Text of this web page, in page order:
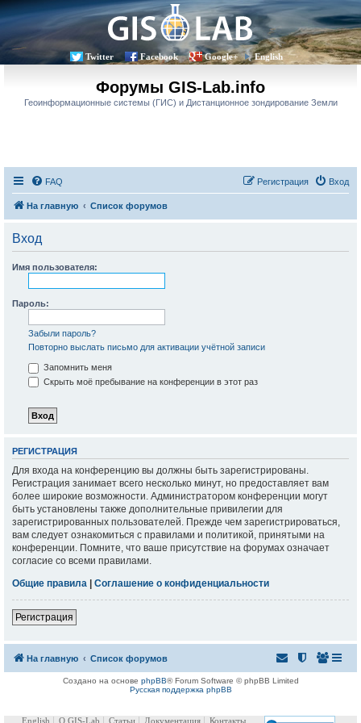
Twitter Facebook Google+ English
Форумы GIS-Lab.info
Геоинформационные системы (ГИС) и Дистанционное зондирование Земли
FAQ Вход
Регистрация
На главную Список форумов
Вход
Имя пользователя:
Пароль:
Забыли пароль?
Повторно выслать письмо для активации учётной записи
Запомнить меня
Скрыть моё пребывание на конференции в этот раз
РЕГИСТРАЦИЯ
Для входа на конференцию вы должны быть зарегистрированы.
Регистрация занимает всего несколько минут, но предоставляет вам
более широкие возможности. Администратором конференции могут
быть установлены также дополнительные привилегии для
зарегистрированных пользователей. Прежде чем зарегистрироваться,
вам следует ознакомиться с правилами и политикой, принятыми на
конференции. Помните, что ваше присутствие на форумах означает
согласие со всеми правилами.
Общие правила | Соглашение о конфиденциальности
Регистрация
На главную Список форумов
Создано на основе phpBB® Forum Software © phpBB Limited
Русская поддержка phpBB
English О GIS-Lab Статьи Документация Контакты